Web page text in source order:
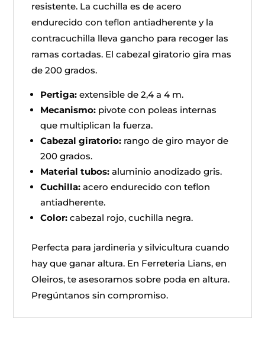
resistente. La cuchilla es de acero
endurecido con teflon antiadherente y la
contracuchilla lleva gancho para recoger las
ramas cortadas. El cabezal giratorio gira mas
de 200 grados.
Pertiga: extensible de 2,4 a 4 m.
Mecanismo: pivote con poleas internas
que multiplican la fuerza.
Cabezal giratorio: rango de giro mayor de
200 grados.
Material tubos: aluminio anodizado gris.
Cuchilla: acero endurecido con teflon
antiadherente.
Color: cabezal rojo, cuchilla negra.
Perfecta para jardineria y silvicultura cuando
hay que ganar altura. En Ferreteria Lians, en
Oleiros, te asesoramos sobre poda en altura.
Pregúntanos sin compromiso.